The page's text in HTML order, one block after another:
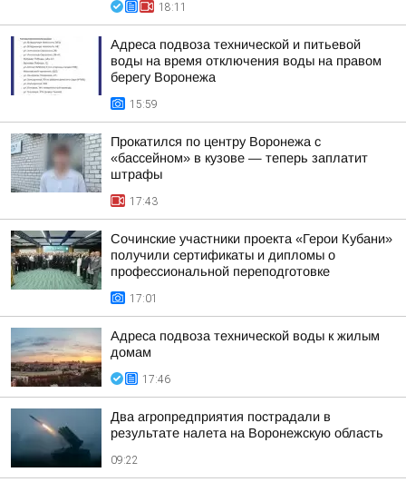
18:11
Адреса подвоза технической и питьевой
воды на время отключения воды на правом
берегу Воронежа
15:59
Прокатился по центру Воронежа с
«бассейном» в кузове — теперь заплатит
штрафы
17:43
Сочинские участники проекта «Герои Кубани»
получили сертификаты и дипломы о
профессиональной переподготовке
17:01
Адреса подвоза технической воды к жилым
домам
17:46
Два агропредприятия пострадали в
результате налета на Воронежскую область
09:22